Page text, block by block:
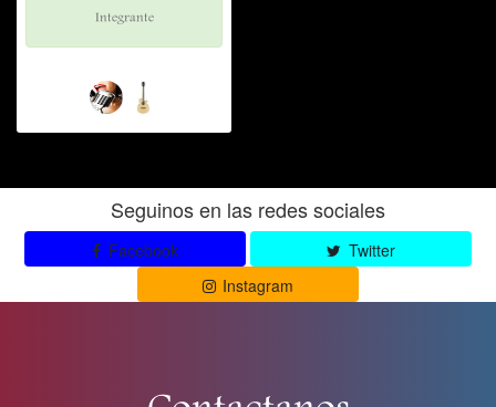
Integrante
Seguinos en las redes sociales
Facebook
Twitter
Instagram